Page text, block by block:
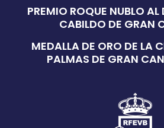
PREMIO ROQUE NUBLO
CABILDO DE GRAN
MEDALLA DE ORO DE LA
PALMAS DE GRAN